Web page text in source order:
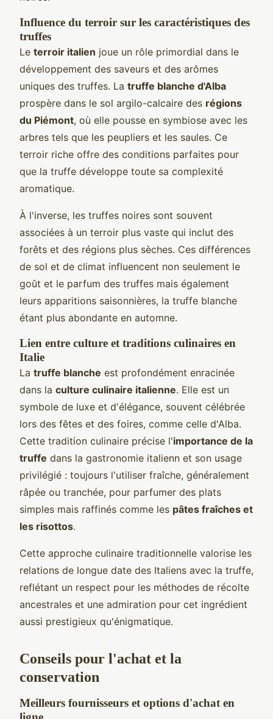
Influence du terroir sur les caractéristiques des
truffes
Le terroir italien joue un rôle primordial dans le
développement des saveurs et des arômes
uniques des truffes. La truffe blanche d'Alba
prospère dans le sol argilo-calcaire des régions
du Piémont, où elle pousse en symbiose avec les
arbres tels que les peupliers et les saules. Ce
terroir riche offre des conditions parfaites pour
que la truffe développe toute sa complexité
aromatique.
À l'inverse, les truffes noires sont souvent
associées à un terroir plus vaste qui inclut des
forêts et des régions plus sèches. Ces différences
de sol et de climat influencent non seulement le
goût et le parfum des truffes mais également
leurs apparitions saisonnières, la truffe blanche
étant plus abondante en automne.
Lien entre culture et traditions culinaires en
Italie
La truffe blanche est profondément enracinée
dans la culture culinaire italienne. Elle est un
symbole de luxe et d'élégance, souvent célébrée
lors des fêtes et des foires, comme celle d'Alba.
Cette tradition culinaire précise l'importance de la
truffe dans la gastronomie italienn et son usage
privilégié : toujours l'utiliser fraîche, généralement
râpée ou tranchée, pour parfumer des plats
simples mais raffinés comme les pâtes fraîches et
les risottos.
Cette approche culinaire traditionnelle valorise les
relations de longue date des Italiens avec la truffe,
reflétant un respect pour les méthodes de récolte
ancestrales et une admiration pour cet ingrédient
aussi prestigieux qu'énigmatique.
Conseils pour l'achat et la
conservation
Meilleurs fournisseurs et options d'achat en